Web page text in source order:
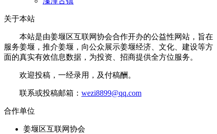
关于本站
本站是由姜堰区互联网协会合作开办的公益性网站，旨在
服务姜堰，推介姜堰，向公众展示姜堰经济、文化、建设等方
面的真实有效信息数据，为投资、招商提供全方位服务。
欢迎投稿，一经录用，及付稿酬。
联系或投稿邮箱： wezi8899@qq.com
合作单位
姜堰区互联网协会